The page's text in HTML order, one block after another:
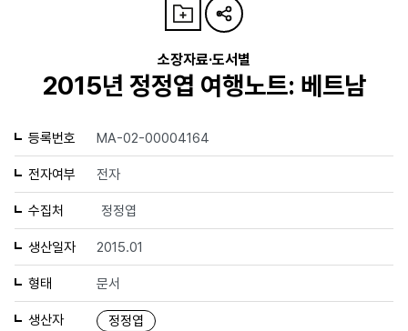
소장자료·도서별
2015년 정정엽 여행노트: 베트남
등록번호 MA-02-00004164
전자여부 전자
수집처 정정엽
생산일자 2015.01
형태 문서
생산자 정정엽